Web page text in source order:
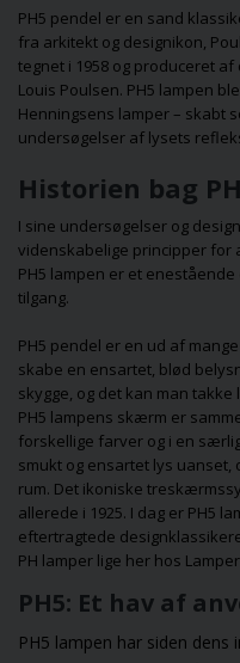
vælger den perfekte
belysning, der både
giver funktionalitet og
skaber en smuk,
hyggelig stemning, så
du kan nyde din have
når vintermørket
PH5 pendel er en sand
fra arkitekt og designikon,
tegnet i 1958 og produceret
Louis Poulsen. PH5 lampen
Henningsens lamper – skabt
undersøgelser af lysets
Historien bag
I sine undersøgelser og
videnskabelige principper for
PH5 lampen er et
tilgang.
PH5 pendel er en ud af mange
skabe en ensartet, blød
skygge, og det kan man
PH5 lampens skærm er
forskellige farver og i en
smukt og ensartet lys
rum. Det ikoniske
allerede i 1925. I dag er PH5
eftertragtede
PH lamper lige her hos
PH5: Et hav af
PH5 lampen har siden